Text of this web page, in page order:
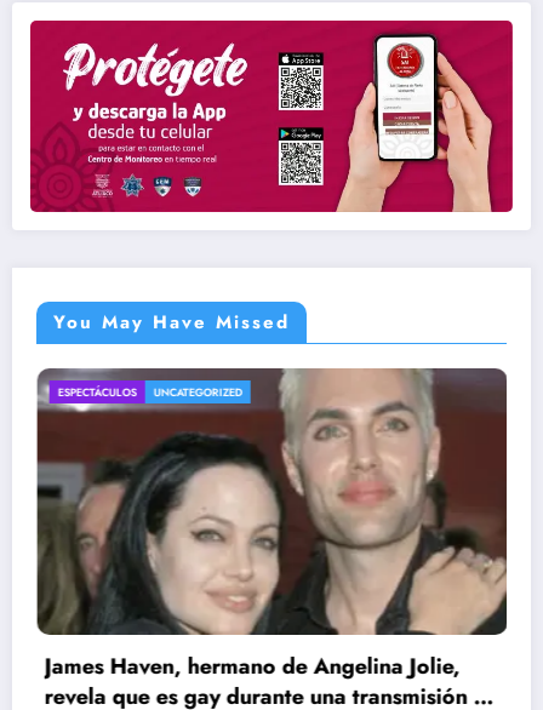
You May Have Missed
Angelina Jolie,
una transmisión en
UNCATEGORIZED